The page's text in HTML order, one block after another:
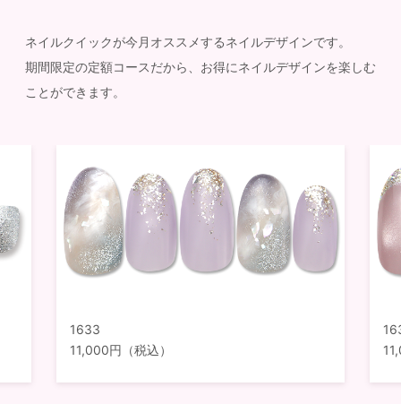
ネイルクイックが今月オススメするネイルデザインです。
期間限定の定額コースだから、お得にネイルデザインを楽しむ
ことができます。
1633
11,000円（税込）